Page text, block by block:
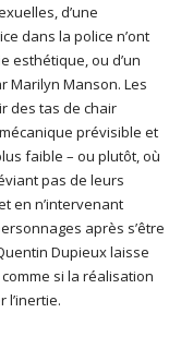
d’une
dans la police n’ont
esthétique, ou d’un
Marilyn Manson. Les
des tas de chair
prévisible et
faible – ou plutôt, où
pas de leurs
en n’intervenant
après s’être
Dupieux laisse
si la réalisation
l’inertie.